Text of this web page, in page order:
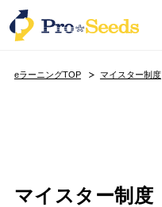
eラーニングTOP マイスター制度
マイスター制度